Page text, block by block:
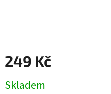
249 Kč
cena:
Skladem